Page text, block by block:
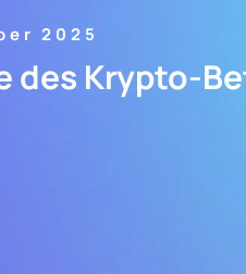
2025
des Krypto-